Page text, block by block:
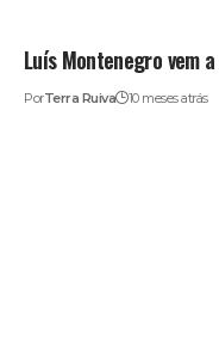
Luís Montenegro vem
PorTerra Ruiva 10 meses atrás